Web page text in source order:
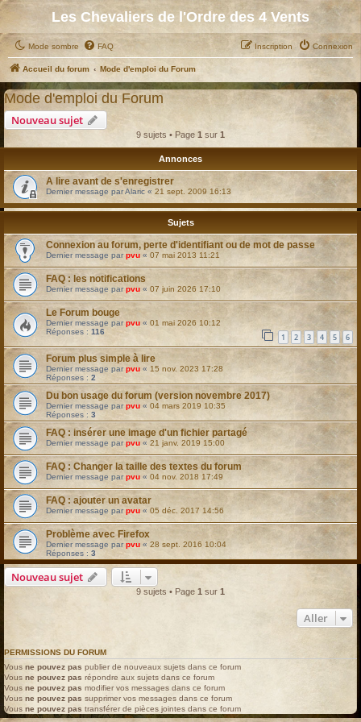
Les Chevaliers de l'Ordre des 4 Vents
Mode sombre FAQ Connexion
Inscription
Accueil du forum Mode d'emploi du Forum
Mode d'emploi du Forum
Nouveau sujet
9 sujets • Page 1 sur 1
Annonces
A lire avant de s'enregistrer
Dernier message parAlaric « 21 sept. 2009 16:13
Sujets
Connexion au forum, perte d'identifiant ou de mot de passe
Dernier message parpvu « 07 mai 2013 11:21
FAQ : les notifications
Dernier message parpvu « 07 juin 2026 17:10
Le Forum bouge
Dernier message parpvu « 01 mai 2026 10:12
Réponses : 116 1 2 3 4 5 6
Forum plus simple à lire
Dernier message parpvu « 15 nov. 2023 17:28
Réponses : 2
Du bon usage du forum (version novembre 2017)
Dernier message parpvu « 04 mars 2019 10:35
Réponses : 3
FAQ : insérer une image d'un fichier partagé
Dernier message parpvu « 21 janv. 2019 15:00
FAQ : Changer la taille des textes du forum
Dernier message parpvu « 04 nov. 2018 17:49
FAQ : ajouter un avatar
Dernier message parpvu « 05 déc. 2017 14:56
Problème avec Firefox
Dernier message parpvu « 28 sept. 2016 10:04
Réponses : 3
Nouveau sujet
9 sujets • Page 1 sur 1
Aller
PERMISSIONS DU FORUM
Vous ne pouvez pas publier de nouveaux sujets dans ce forum
Vous ne pouvez pas répondre aux sujets dans ce forum
Vous ne pouvez pas modifier vos messages dans ce forum
Vous ne pouvez pas supprimer vos messages dans ce forum
Vous ne pouvez pas transférer de pièces jointes dans ce forum